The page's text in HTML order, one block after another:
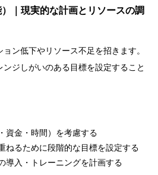
｜現実的な計画とリソースの調
ン低下やリソース不足を招きます。
ジしがいのある目標を設定すること
資金・時間）を考慮する
ねるために段階的な目標を設定する
導入・トレーニングを計画する